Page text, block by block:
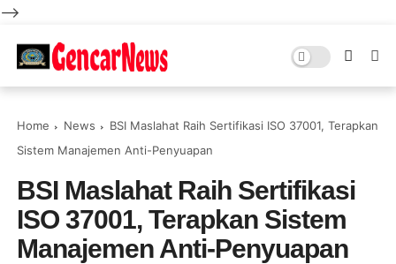
-->
Home News
BSI Maslahat Raih Sertifikasi ISO 37001, Terapkan
Sistem Manajemen Anti-Penyuapan
BSI Maslahat Raih Sertifikasi
ISO 37001, Terapkan Sistem
Manajemen Anti-Penyuapan